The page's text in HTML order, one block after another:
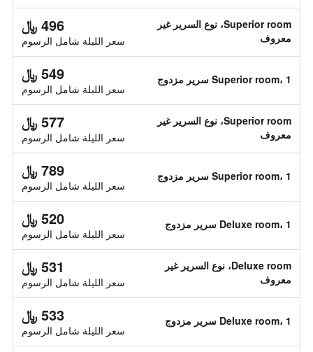
Superior room، نوع السرير غير
معروف
496 ﷼
سعر الليلة شامل الرسوم
Superior room، 1 سرير مزدوج 549 ﷼
سعر الليلة شامل الرسوم
Superior room، نوع السرير غير
معروف
577 ﷼
سعر الليلة شامل الرسوم
Superior room، 1 سرير مزدوج 789 ﷼
سعر الليلة شامل الرسوم
Deluxe room، 1 سرير مزدوج 520 ﷼
سعر الليلة شامل الرسوم
Deluxe room، نوع السرير غير
معروف
531 ﷼
سعر الليلة شامل الرسوم
Deluxe room، 1 سرير مزدوج 533 ﷼
سعر الليلة شامل الرسوم